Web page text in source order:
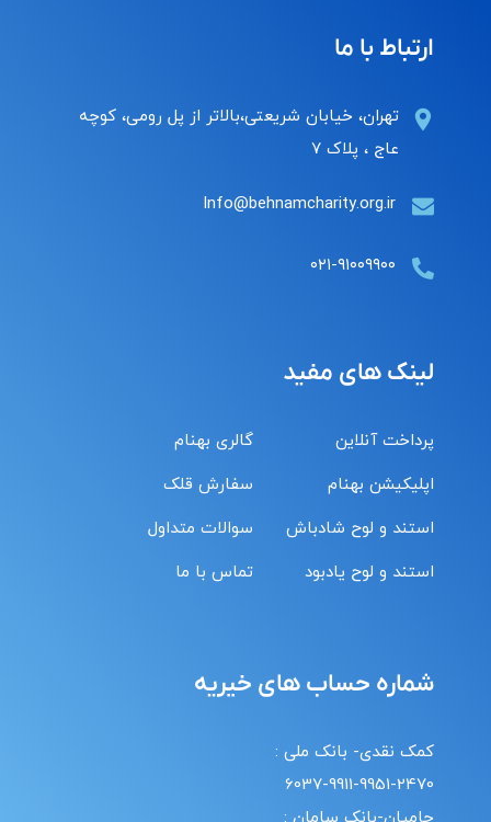
ارتباط با ما
تهران، خیابان شریعتی،بالاتر از پل رومی، کوچه
عاج ، پلاک ۷
Info@behnamcharity.org.ir
۰۲۱-۹۱۰۰۹۹۰۰
لینک های مفید
پرداخت آنلاین
اپلیکیشن بهنام
استند و لوح شادباش
استند و لوح یادبود
گالری بهنام
سفارش قلک
سوالات متداول
تماس با ما
شماره حساب های خیریه
کمک نقدی- بانک ملی :
6037-9911-9951-2470